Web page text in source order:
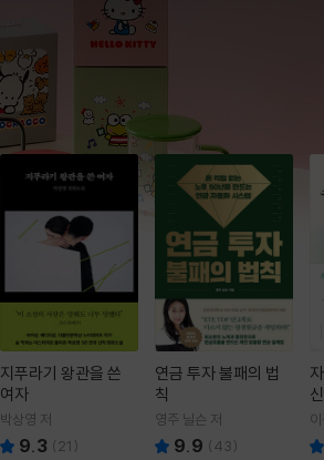
지푸라기 왕관을 쓴
여자
박상영 저
9.3 ( 21 )
연금 투자 불패의 법
칙
영주 닐슨 저
9.9 (43)